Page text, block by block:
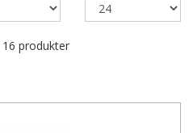
produkter